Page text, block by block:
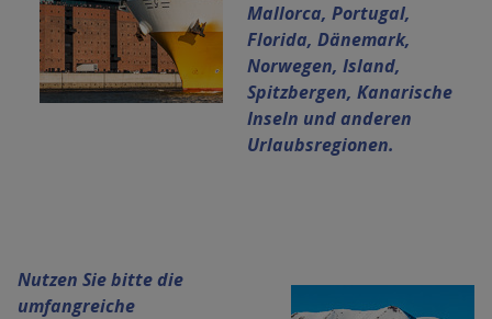
Mallorca, Portugal,
Florida, Dänemark,
Norwegen, Island,
Spitzbergen, Kanarische
Inseln und anderen
Urlaubsregionen.
Nutzen Sie bitte die
umfangreiche